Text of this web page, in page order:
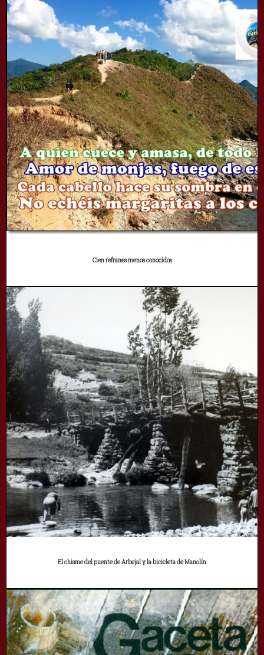
Cien refranes menos conocidos
El chisme del puente de Arbejal y la bicicleta de Manolín